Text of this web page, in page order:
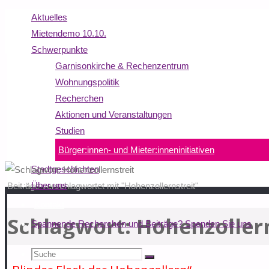
Aktuelles
Mietendemo 10.10.
Schwerpunkte
Garnisonkirche & Rechenzentrum
Wohnungspolitik
Recherchen
Aktionen und Veranstaltungen
Studien
Bürger:innen- und Mieter:inneninitiativen
Stadtgeschichten
Über uns
Spannende Recherchen und Beiträge? Spenden Sie uns
Suche
Suchen
Suche
Start
Beiträge verschlagwortet mit "Hohenzollernstreit"
Schlagwort: